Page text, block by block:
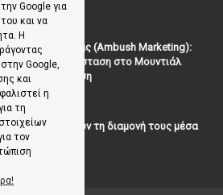
Google για
και να
Η
Google,
και
η
τη
τον
2026
της Ενέδρας (Ambush Marketing):
την παράσταση στο Μουντιάλ
πρόσκληση
2026
ξεχνούν τη διαμονή τους μέσα